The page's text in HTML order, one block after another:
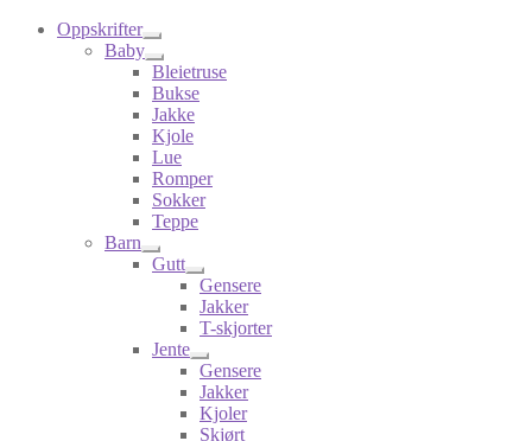
Oppskrifter
Baby
Bleietruse
Bukse
Jakke
Kjole
Lue
Romper
Sokker
Teppe
Barn
Gutt
Gensere
Jakker
T-skjorter
Jente
Gensere
Jakker
Kjoler
Skjørt